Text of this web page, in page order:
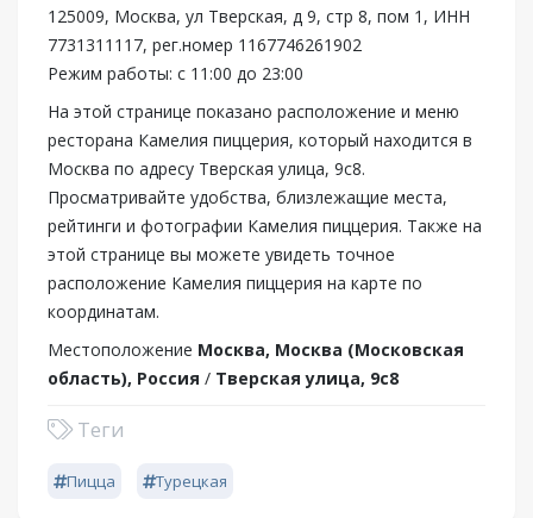
125009, Москва, ул Тверская, д 9, стр 8, пом 1, ИНН
7731311117, рег.номер 1167746261902
Режим работы: с 11:00 до 23:00
На этой странице показано расположение и меню
ресторана Камелия пиццерия, который находится в
Москва по адресу Тверская улица, 9с8.
Просматривайте удобства, близлежащие места,
рейтинги и фотографии Камелия пиццерия. Также на
этой странице вы можете увидеть точное
расположение Камелия пиццерия на карте по
координатам.
Местоположение Москва, Москва (Московская
область), Россия / Тверская улица, 9с8
Теги
Пицца Турецкая